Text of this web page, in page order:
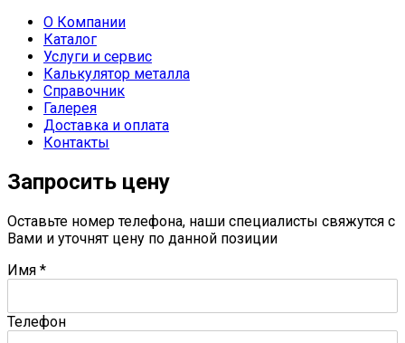
О Компании
Каталог
Услуги и сервис
Калькулятор металла
Справочник
Галерея
Доставка и оплата
Контакты
Запросить цену
Оставьте номер телефона, наши специалисты свяжутся с
Вами и уточнят цену по данной позиции
Имя *
Телефон